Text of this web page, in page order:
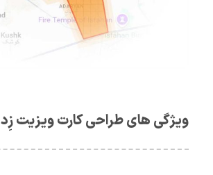
ویژگی های طراحی کارت ویزیت زِد